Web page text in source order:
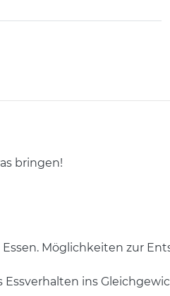
bringen!
Möglichkeiten zur
ins